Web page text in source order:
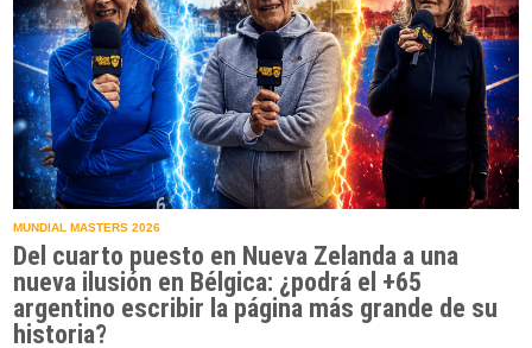
MUNDIAL MASTERS 2026
Del cuarto puesto en Nueva Zelanda a una
nueva ilusión en Bélgica: ¿podrá el +65
argentino escribir la página más grande de su
historia?